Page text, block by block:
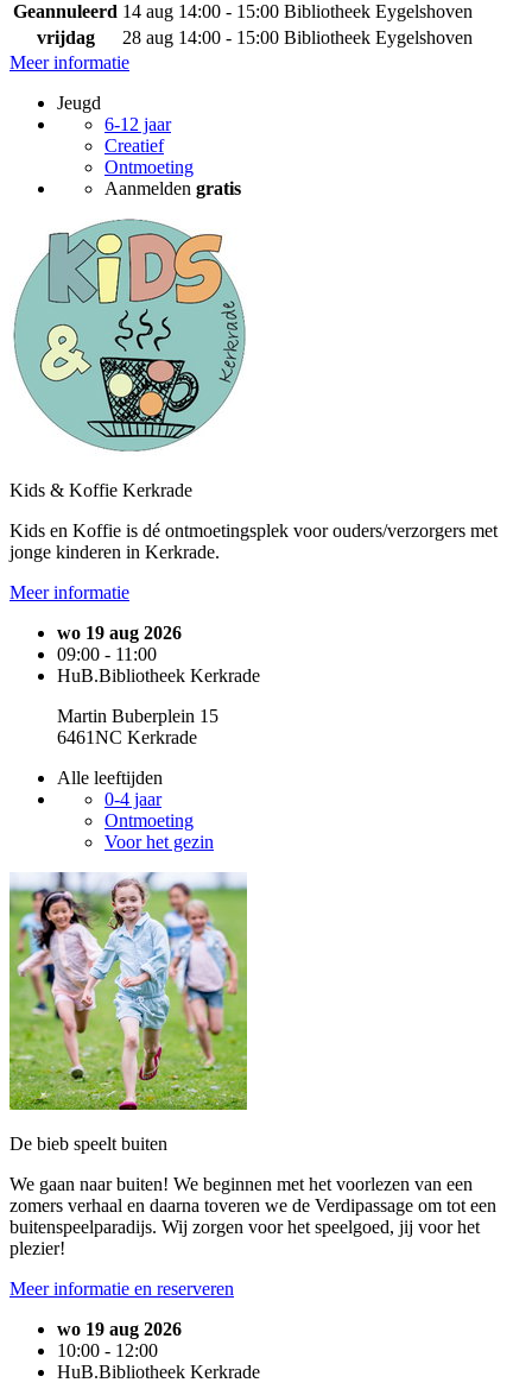
Geannuleerd 14 aug 14:00 - 15:00 Bibliotheek Eygelshoven
vrijdag
28 aug 14:00 - 15:00 Bibliotheek Eygelshoven
Meer informatie
Jeugd
6-12 jaar
Creatief
Ontmoeting
Aanmelden gratis
Kids & Koffie Kerkrade
Kids en Koffie is dé ontmoetingsplek voor ouders/verzorgers met
jonge kinderen in Kerkrade.
Meer informatie
wo 19 aug 2026
09:00 - 11:00
HuB.Bibliotheek Kerkrade
Martin Buberplein 15
6461NC Kerkrade
Alle leeftijden
0-4 jaar
Ontmoeting
Voor het gezin
De bieb speelt buiten
We gaan naar buiten! We beginnen met het voorlezen van een
zomers verhaal en daarna toveren we de Verdipassage om tot een
buitenspeelparadijs. Wij zorgen voor het speelgoed, jij voor het
plezier!
Meer informatie en reserveren
wo 19 aug 2026
10:00 - 12:00
HuB.Bibliotheek Kerkrade